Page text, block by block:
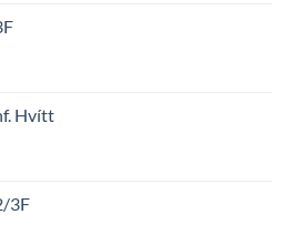
Hvítt
3F